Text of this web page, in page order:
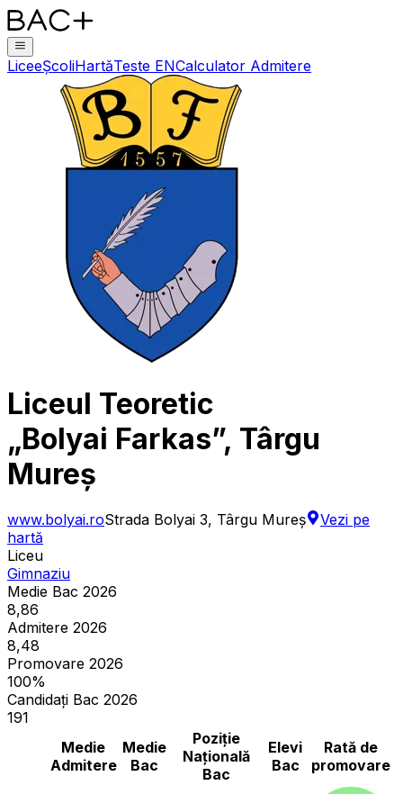
LiceeȘcoliHartăTeste ENCalculator Admitere
Liceul Teoretic
„Bolyai Farkas”, Târgu
Mureș
www.bolyai.roStrada Bolyai 3, Târgu Mureș
Vezi pe
hartă
Liceu
Gimnaziu
Medie Bac 2026
8,86
Admitere 2026
8,48
Promovare 2026
100%
Candidați Bac 2026
191
Medie
Admitere
Medie
Bac
Poziție
Națională
Bac
Elevi
Bac
Rată de
promovare